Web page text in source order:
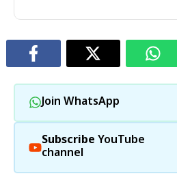
Join WhatsApp
Subscribe YouTube
channel